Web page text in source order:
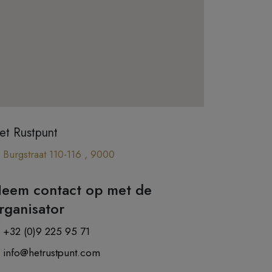
Rustpunt
Burgstraat 110-116 , 9000
contact op met de
+32 (0)9 225 95 71
info@hetrustpunt.com